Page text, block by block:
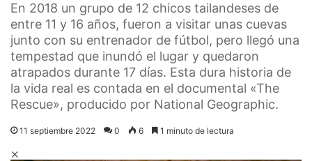
En 2018 un grupo de 12 chicos tailandeses de
entre 11 y 16 años, fueron a visitar unas cuevas
junto con su entrenador de fútbol, pero llegó una
tempestad que inundó el lugar y quedaron
atrapados durante 17 días. Esta dura historia de
la vida real es contada en el documental «The
Rescue», producido por National Geographic.
11 septiembre 2022 0 6 1 minuto de lectura